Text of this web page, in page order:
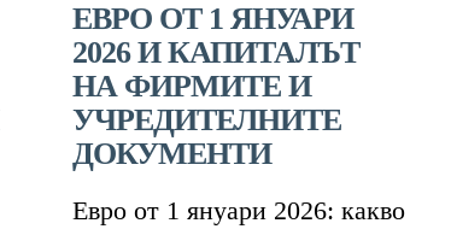
ЕВРО ОТ 1 ЯНУАРИ
2026 И КАПИТАЛЪТ
НА ФИРМИТЕ И
УЧРЕДИТЕЛНИТЕ
ДОКУМЕНТИ
Евро от 1 януари 2026: какво